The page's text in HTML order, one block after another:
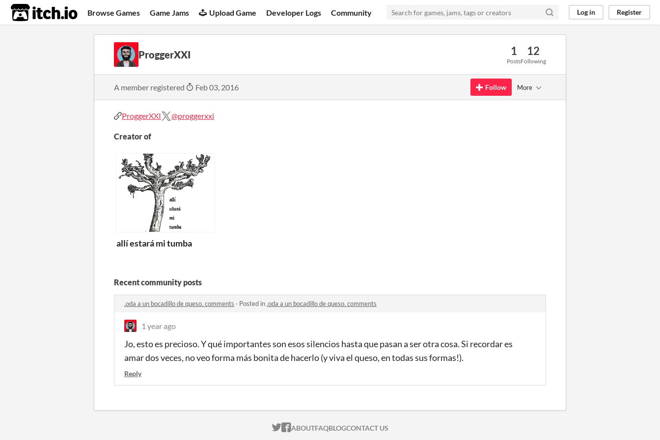
itch.io Browse Games Game Jams Upload Game Developer Logs Community Log in Register
ProggerXXI 1
Posts
12
Following
A member registered Feb 03, 2016 Follow More
ProggerXXI @proggerxxi
Creator of
allí estará mi tumba
Recent community posts
.oda a un bocadillo de queso. comments · Posted in.oda a un bocadillo de queso. comments
1 year ago
Jo, esto es precioso. Y qué importantes son esos silencios hasta que pasan a ser otra cosa. Si recordar es
amar dos veces, no veo forma más bonita de hacerlo (y viva el queso, en todas sus formas!).
Reply
ITCH.IO ON TWITTER
ITCH.IO ON FACEBOOK
ABOUTFAQBLOGCONTACT US